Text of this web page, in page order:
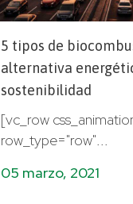
5 tipos de
alternativa
sostenibilidad
[vc_row
row_type="row"...
05 marzo, 2021